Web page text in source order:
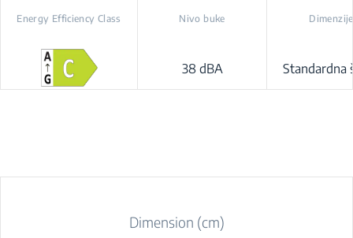
Energy Efficiency Class Nivo buke
38 dBA
Dimenzije
Standardna
Dimension (cm)